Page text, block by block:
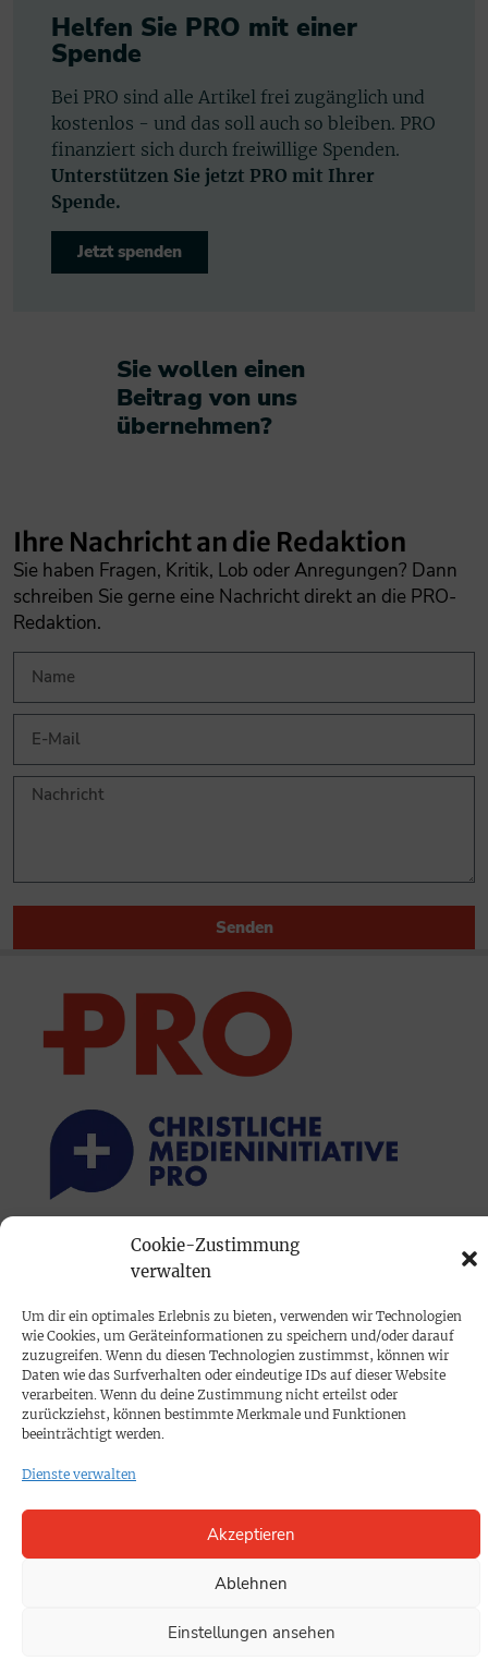
Cookie-Zustimmung
verwalten
Um dir ein optimales Erlebnis zu bieten, verwenden wir Technologien
wie Cookies, um Geräteinformationen zu speichern und/oder darauf
zuzugreifen. Wenn du diesen Technologien zustimmst, können wir
Daten wie das Surfverhalten oder eindeutige IDs auf dieser Website
verarbeiten. Wenn du deine Zustimmung nicht erteilst oder
zurückziehst, können bestimmte Merkmale und Funktionen
beeinträchtigt werden.
Dienste verwalten
Akzeptieren
Ablehnen
Einstellungen ansehen
Helfen Sie PRO mit einer
Spende
Bei PRO sind alle Artikel frei zugänglich und
kostenlos - und das soll auch so bleiben. PRO
finanziert sich durch freiwillige Spenden.
Unterstützen Sie jetzt PRO mit Ihrer
Spende.
Jetzt spenden
Sie wollen einen
Beitrag von uns
übernehmen?​
Ihre Nachricht an die Redaktion
Sie haben Fragen, Kritik, Lob oder Anregungen? Dann
schreiben Sie gerne eine Nachricht direkt an die PRO-
Redaktion.
Senden
PRINTAUSGABE
PROKOMPAKT
Impressum
SPENDEN
Datenschutz